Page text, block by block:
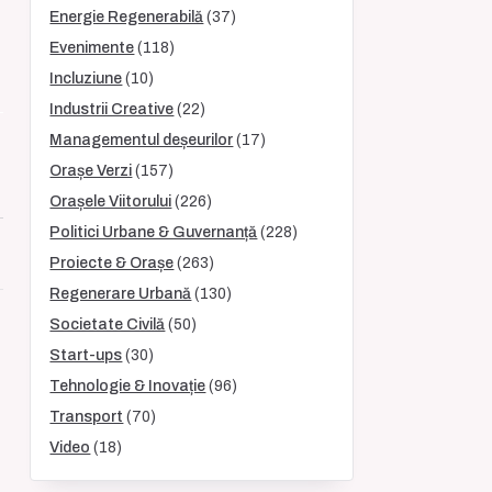
Energie Regenerabilă (37)
Evenimente (118)
Incluziune (10)
Industrii Creative (22)
Managementul deșeurilor (17)
Orașe Verzi (157)
Orașele Viitorului (226)
Politici Urbane & Guvernanță (228)
Proiecte & Orașe (263)
Regenerare Urbană (130)
Societate Civilă (50)
Start-ups (30)
Tehnologie & Inovație (96)
Transport (70)
Video (18)